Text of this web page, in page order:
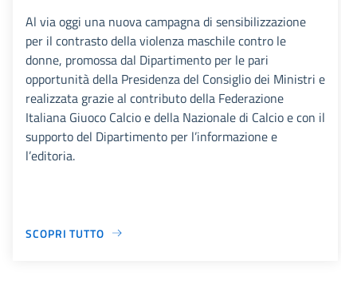
Al via oggi una nuova campagna di sensibilizzazione
per il contrasto della violenza maschile contro le
donne, promossa dal Dipartimento per le pari
opportunità della Presidenza del Consiglio dei Ministri e
realizzata grazie al contributo della Federazione
Italiana Giuoco Calcio e della Nazionale di Calcio e con il
supporto del Dipartimento per l’informazione e
l’editoria.
SCOPRI TUTTO